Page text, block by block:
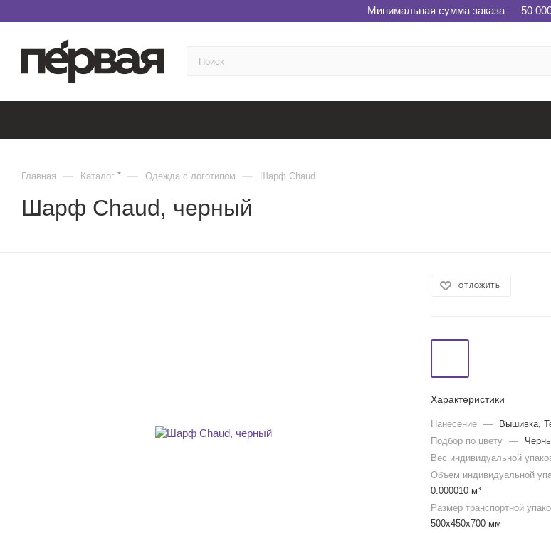
Минимальная сумма заказа — 50
Главная — Каталог — Одежда с логотипом — Шарф Chaud
Шарф Chaud, черный
ОТЛОЖИТЬ
Характеристики
Нанесение —
Вышивка,
Подбор по цвету
—
Вес индивидуальной
Объем индивидуальной
0.000010 м³
Размер транспортной
500x450x700 мм